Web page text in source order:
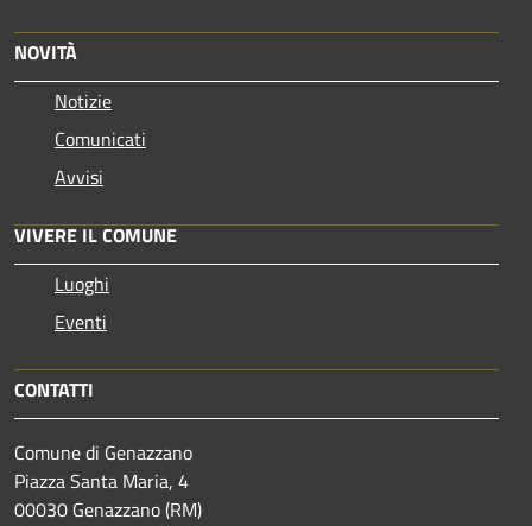
NOVITÀ
Notizie
Comunicati
Avvisi
VIVERE IL COMUNE
Luoghi
Eventi
CONTATTI
Comune di Genazzano
Piazza Santa Maria, 4
00030 Genazzano (RM)